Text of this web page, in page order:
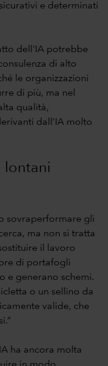
e determinati
dell'IA potrebbe
di alto
le organizzazioni
di più, ma nel
qualità,
dall’IA molto
lontani
sovraperformare gli
ma non si tratta
il lavoro
di portafogli
e generano schemi.
o un sellino da
valide, che
ha ancora molta